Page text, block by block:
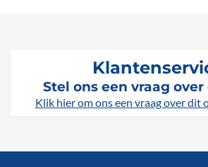
Stel ons een vraag
Klik hier om ons een vraag over dit